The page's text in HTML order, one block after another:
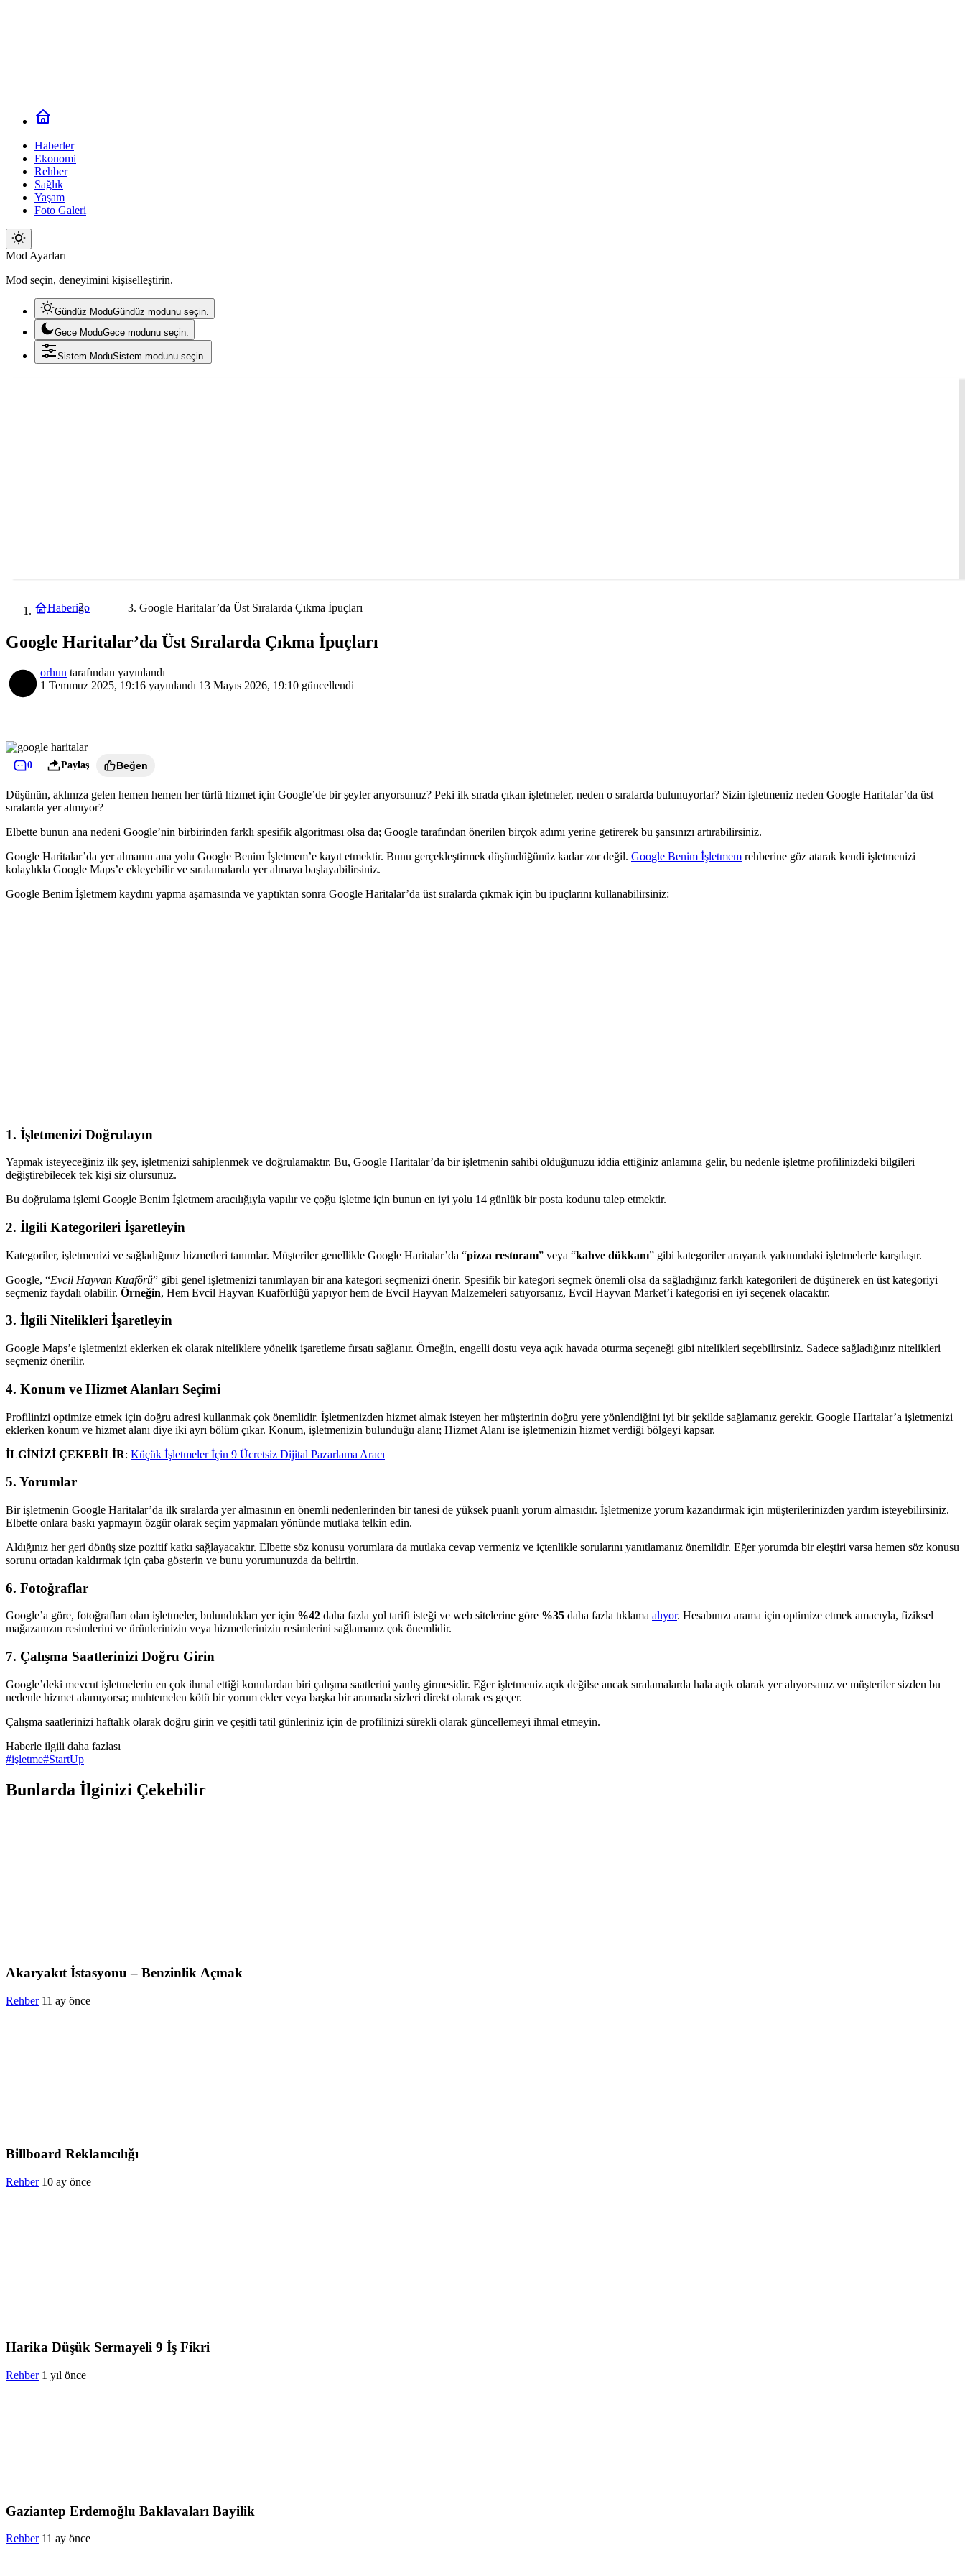
Haberler
Ekonomi
Rehber
Sağlık
Yaşam
Foto Galeri
Mod
değiştir
Mod Ayarları
Mod seçin, deneyimini kişiselleştirin.
Gündüz ModuGündüz modunu seçin.
Gece ModuGece modunu seçin.
Sistem ModuSistem modunu seçin.
Haberigo Rehber Google Haritalar’da Üst Sıralarda Çıkma İpuçları
Google Haritalar’da Üst Sıralarda Çıkma İpuçları
orhun tarafından yayınlandı
1 Temmuz 2025, 19:16 yayınlandı 13 Mayıs 2026, 19:10 güncellendi
0 Paylaş Beğen
Düşünün, aklınıza gelen hemen hemen her türlü hizmet için Google’de bir şeyler arıyorsunuz? Peki ilk sırada çıkan işletmeler, neden o sıralarda bulunuyorlar? Sizin işletmeniz neden Google Haritalar’da üst
sıralarda yer almıyor?
Elbette bunun ana nedeni Google’nin birbirinden farklı spesifik algoritması olsa da; Google tarafından önerilen birçok adımı yerine getirerek bu şansınızı artırabilirsiniz.
Google Haritalar’da yer almanın ana yolu Google Benim İşletmem’e kayıt etmektir. Bunu gerçekleştirmek düşündüğünüz kadar zor değil. Google Benim İşletmem rehberine göz atarak kendi işletmenizi
kolaylıkla Google Maps’e ekleyebilir ve sıralamalarda yer almaya başlayabilirsiniz.
Google Benim İşletmem kaydını yapma aşamasında ve yaptıktan sonra Google Haritalar’da üst sıralarda çıkmak için bu ipuçlarını kullanabilirsiniz:
1. İşletmenizi Doğrulayın
Yapmak isteyeceğiniz ilk şey, işletmenizi sahiplenmek ve doğrulamaktır. Bu, Google Haritalar’da bir işletmenin sahibi olduğunuzu iddia ettiğiniz anlamına gelir, bu nedenle işletme profilinizdeki bilgileri
değiştirebilecek tek kişi siz olursunuz.
Bu doğrulama işlemi Google Benim İşletmem aracılığıyla yapılır ve çoğu işletme için bunun en iyi yolu 14 günlük bir posta kodunu talep etmektir.
2. İlgili Kategorileri İşaretleyin
Kategoriler, işletmenizi ve sağladığınız hizmetleri tanımlar. Müşteriler genellikle Google Haritalar’da “pizza restoranı” veya “kahve dükkanı” gibi kategoriler arayarak yakınındaki işletmelerle karşılaşır.
Google, “Evcil Hayvan Kuaförü” gibi genel işletmenizi tanımlayan bir ana kategori seçmenizi önerir. Spesifik bir kategori seçmek önemli olsa da sağladığınız farklı kategorileri de düşünerek en üst kategoriyi
seçmeniz faydalı olabilir. Örneğin, Hem Evcil Hayvan Kuaförlüğü yapıyor hem de Evcil Hayvan Malzemeleri satıyorsanız, Evcil Hayvan Market’i kategorisi en iyi seçenek olacaktır.
3. İlgili Nitelikleri İşaretleyin
Google Maps’e işletmenizi eklerken ek olarak niteliklere yönelik işaretleme fırsatı sağlanır. Örneğin, engelli dostu veya açık havada oturma seçeneği gibi nitelikleri seçebilirsiniz. Sadece sağladığınız nitelikleri
seçmeniz önerilir.
4. Konum ve Hizmet Alanları Seçimi
Profilinizi optimize etmek için doğru adresi kullanmak çok önemlidir. İşletmenizden hizmet almak isteyen her müşterinin doğru yere yönlendiğini iyi bir şekilde sağlamanız gerekir. Google Haritalar’a işletmenizi
eklerken konum ve hizmet alanı diye iki ayrı bölüm çıkar. Konum, işletmenizin bulunduğu alanı; Hizmet Alanı ise işletmenizin hizmet verdiği bölgeyi kapsar.
İLGİNİZİ ÇEKEBİLİR: Küçük İşletmeler İçin 9 Ücretsiz Dijital Pazarlama Aracı
5. Yorumlar
Bir işletmenin Google Haritalar’da ilk sıralarda yer almasının en önemli nedenlerinden bir tanesi de yüksek puanlı yorum almasıdır. İşletmenize yorum kazandırmak için müşterilerinizden yardım isteyebilirsiniz.
Elbette onlara baskı yapmayın özgür olarak seçim yapmaları yönünde mutlaka telkin edin.
Aldığınız her geri dönüş size pozitif katkı sağlayacaktır. Elbette söz konusu yorumlara da mutlaka cevap vermeniz ve içtenlikle sorularını yanıtlamanız önemlidir. Eğer yorumda bir eleştiri varsa hemen söz konusu
sorunu ortadan kaldırmak için çaba gösterin ve bunu yorumunuzda da belirtin.
6. Fotoğraflar
Google’a göre, fotoğrafları olan işletmeler, bulundukları yer için %42 daha fazla yol tarifi isteği ve web sitelerine göre %35 daha fazla tıklama alıyor. Hesabınızı arama için optimize etmek amacıyla, fiziksel
mağazanızın resimlerini ve ürünlerinizin veya hizmetlerinizin resimlerini sağlamanız çok önemlidir.
7. Çalışma Saatlerinizi Doğru Girin
Google’deki mevcut işletmelerin en çok ihmal ettiği konulardan biri çalışma saatlerini yanlış girmesidir. Eğer işletmeniz açık değilse ancak sıralamalarda hala açık olarak yer alıyorsanız ve müşteriler sizden bu
nedenle hizmet alamıyorsa; muhtemelen kötü bir yorum ekler veya başka bir aramada sizleri direkt olarak es geçer.
Çalışma saatlerinizi haftalık olarak doğru girin ve çeşitli tatil günleriniz için de profilinizi sürekli olarak güncellemeyi ihmal etmeyin.
Haberle ilgili daha fazlası
#işletme#StartUp
Bunlarda İlginizi Çekebilir
Akaryakıt İstasyonu – Benzinlik Açmak
Rehber 11 ay önce
Billboard Reklamcılığı
Rehber 10 ay önce
Harika Düşük Sermayeli 9 İş Fikri
Rehber 1 yıl önce
Gaziantep Erdemoğlu Baklavaları Bayilik
Rehber 11 ay önce